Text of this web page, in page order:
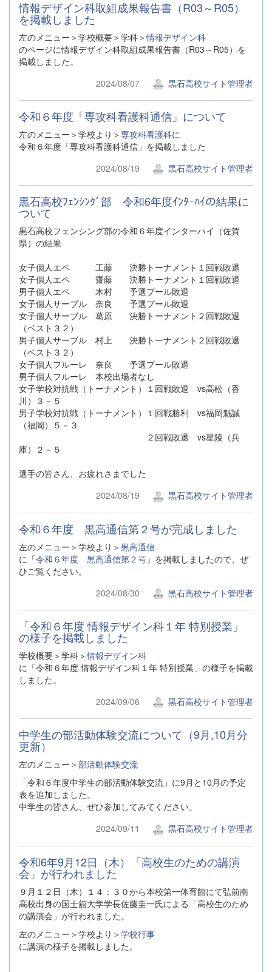
情報デザイン科取組成果報告書（R03～R05）
を掲載しました
左のメニュー＞学校概要＞学科＞情報デザイン科
のページに情報デザイン科取組成果報告書（R03～R05）を
掲載しました。
2024/08/07
黒石高校サイト管理者
令和６年度「専攻科看護科通信」について
左のメニュー＞学校より＞専攻科看護科に
令和６年度「専攻科看護科通信」を掲載しました
2024/08/19
黒石高校サイト管理者
黒石高校ﾌｪﾝｼﾝｸﾞ部 令和6年度ｲﾝﾀｰﾊｲの結果に
ついて
黒石高校フェンシング部の令和６年度インターハイ（佐賀
県）の結果
女子個人エペ 工藤 決勝トーナメント１回戦敗退
女子個人エペ 齋藤 決勝トーナメント１回戦敗退
男子個人エペ 木村 予選プール敗退
女子個人サーブル 奈良 予選プール敗退
女子個人サーブル 葛原 決勝トーナメント２回戦敗退
（ベスト３２）
男子個人サーブル 村上 決勝トーナメント２回戦敗退
（ベスト３２）
女子個人フルーレ 奈良 予選プール敗退
男子個人フルーレ 本校出場者なし
女子学校対抗戦（トーナメント）１回戦敗退 vs高松（香
川）３－５
男子学校対抗戦（トーナメント）１回戦勝利 vs福岡魁誠
（福岡）５－３
２回戦敗退 vs星陵（兵
庫）２－５
選手の皆さん、お疲れさまでした
2024/08/19
黒石高校サイト管理者
令和６年度 黒高通信第２号が完成しました
左のメニュー＞学校より＞黒高通信
に「令和６年度 黒高通信第２号 」を掲載しましたので、ぜ
ひご覧ください。
2024/08/30
黒石高校サイト管理者
「令和６年度 情報デザイン科１年 特別授業」
の様子を掲載しました
学校概要＞学科＞情報デザイン科
に「令和６年度 情報デザイン科１年 特別授業」の様子を掲載
しました。
2024/09/06
黒石高校サイト管理者
中学生の部活動体験交流について（9月,10月分
更新）
左のメニュー＞部活動体験交流
「令和６年度中学生の部活動体験交流」に9月と10月の予定
表を追加しました。
中学生の皆さん、ぜひ参加してみてください。
2024/09/11
黒石高校サイト管理者
令和6年9月12日（木）「高校生のための講演
会」が行われました
９月１２日（木）１４：３０から本校第一体育館にて弘前南
高校出身の国士舘大学学長佐藤圭一氏による「高校生のため
の講演会」が行われました。
左のメニュー＞学校より＞学校行事
に講演の様子を掲載しました。